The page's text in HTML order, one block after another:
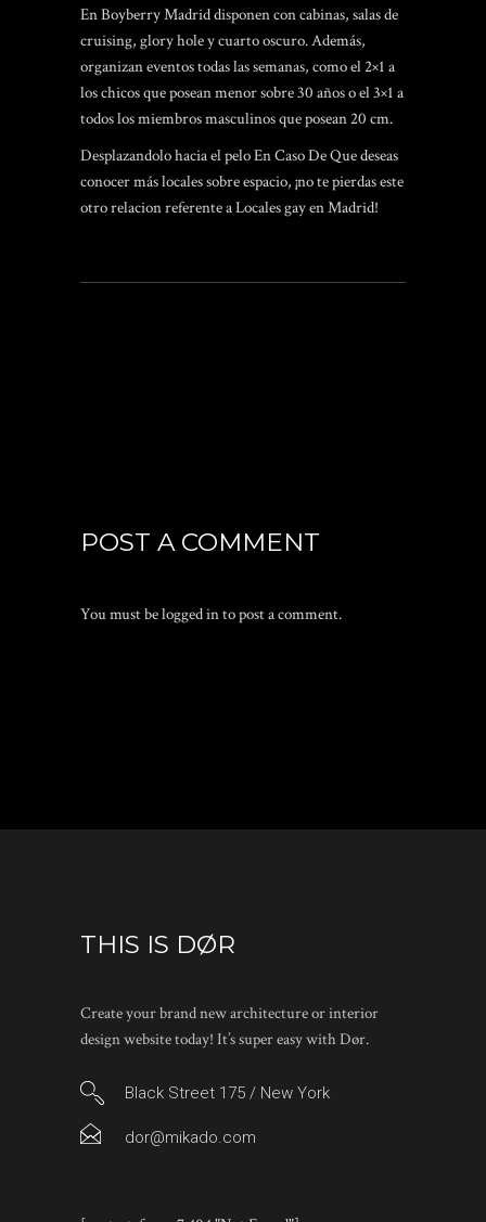
En Boyberry Madrid disponen con cabinas, salas de
cruising, glory hole y cuarto oscuro. Además,
organizan eventos todas las semanas, como el 2×1 a
los chicos que posean menor sobre 30 años o el 3×1 a
todos los miembros masculinos que posean 20 cm.
Desplazandolo hacia el pelo En Caso De Que deseas
conocer más locales sobre espacio, ¡no te pierdas este
otro relacion referente a Locales gay en Madrid!
POST A COMMENT
You must belogged into post a comment.
THIS IS DØR
Create your brand new architecture or interior
design website today! It’s super easy with Dør.
Black Street 175 / New York
dor@mikado.com